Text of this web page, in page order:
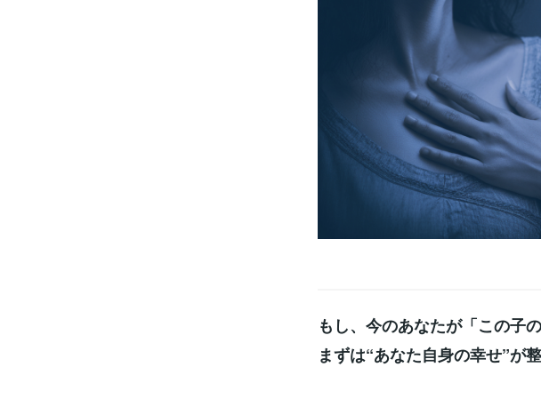
もし、今のあなたが「この子
まずは“あなた自身の幸せ”が